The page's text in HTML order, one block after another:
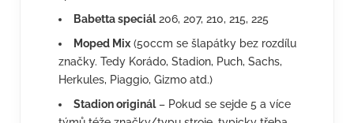
Babetta speciál206, 207, 210, 215, 225
Moped Mix (50ccm se šlapátky bez rozdílu
značky. Tedy Korádo, Stadion, Puch, Sachs,
Herkules, Piaggio, Gizmo atd.)
Stadion originál– Pokud se sejde 5 a více